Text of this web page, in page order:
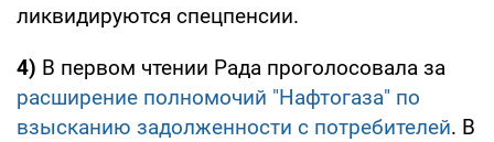
ликвидируются спецпенсии.
4) В первом чтении Рада проголосовала за
расширение полномочий "Нафтогаза" по
взысканию задолженности с потребителей. В